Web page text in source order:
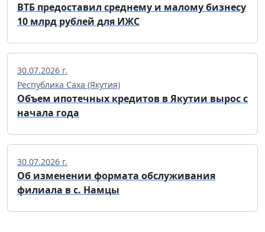
ВТБ предоставил среднему и малому бизнесу
10 млрд рублей для ИЖС
30.07.2026 г.
Республика Саха (Якутия)
Объем ипотечных кредитов в Якутии вырос с
начала года
30.07.2026 г.
Об изменении формата обслуживания
филиала в с. Намцы